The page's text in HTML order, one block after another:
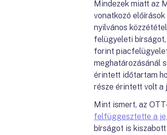
Mindezek miatt az
vonatkozó
nyilvános
felügyeleti
forint
meghatározásánál
érintett időtartam
része érintett volt a
Mint ismert, az
felfüggesztette a
bírságot is